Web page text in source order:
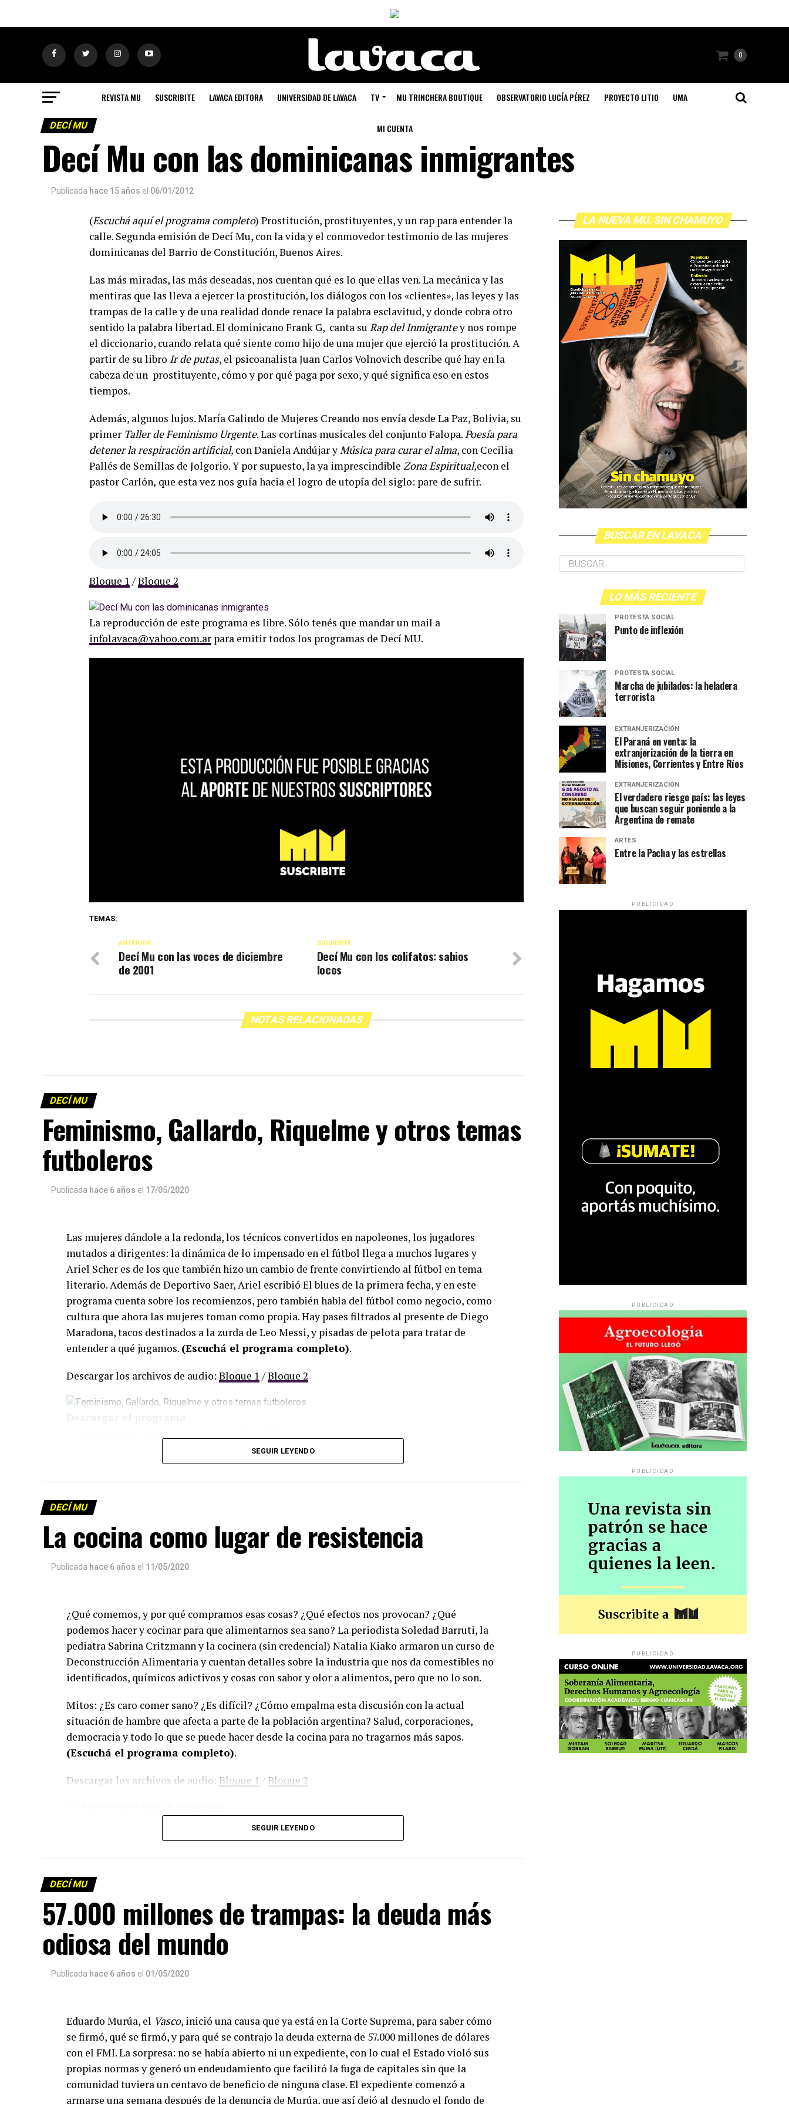
0
REVISTA MU SUSCRIBITE LAVACA EDITORA UNIVERSIDAD DE LAVACA TV MU TRINCHERA BOUTIQUE OBSERVATORIO LUCÍA PÉREZ PROYECTO LITIO UMA
MI CUENTA
DECÍ MU
Decí Mu con las dominicanas inmigrantes
Publicada hace 15 años el 06/01/2012
(Escuchá aquí el programa completo) Prostitución, prostituyentes, y un rap para entender la
calle. Segunda emisión de Decí Mu, con la vida y el conmovedor testimonio de las mujeres
dominicanas del Barrio de Constitución, Buenos Aires.
Las más miradas, las más deseadas, nos cuentan qué es lo que ellas ven. La mecánica y las
mentiras que las lleva a ejercer la prostitución, los diálogos con los «clientes», las leyes y las
trampas de la calle y de una realidad donde renace la palabra esclavitud, y donde cobra otro
sentido la palabra libertad. El dominicano Frank G, canta su Rap del Inmigrantey nos rompe
el diccionario, cuando relata qué siente como hijo de una mujer que ejerció la prostitución. A
partir de su libro Ir de putas, el psicoanalista Juan Carlos Volnovich describe qué hay en la
cabeza de un prostituyente, cómo y por qué paga por sexo, y qué significa eso en estos
tiempos.
Además, algunos lujos. María Galindo de Mujeres Creando nos envía desde La Paz, Bolivia, su
primer Taller de Feminismo Urgente. Las cortinas musicales del conjunto Falopa.Poesía para
detener la respiración artificial, con Daniela Andújar yMúsica para curar el alma, con Cecilia
Pallés de Semillas de Jolgorio. Y por supuesto, la ya imprescindible Zona Espiritual,econ el
pastor Carlón, que esta vez nos guía hacia el logro de utopía del siglo: pare de sufrir.
Bloque 1 /Bloque 2
La reproducción de este programa es libre. Sólo tenés que mandar un mail a
infolavaca@yahoo.com.ar para emitir todos los programas de Decí MU.
TEMAS:
SIGUIENTE
Decí Mu con los colifatos: sabios
locos
ANTERIOR
Decí Mu con las voces de diciembre
de 2001
NOTAS RELACIONADAS
DECÍ MU
Feminismo, Gallardo, Riquelme y otros temas
futboleros
Publicada hace 6 años el 17/05/2020
Las mujeres dándole a la redonda, los técnicos convertidos en napoleones, los jugadores
mutados a dirigentes: la dinámica de lo impensado en el fútbol llega a muchos lugares y
Ariel Scher es de los que también hizo un cambio de frente convirtiendo al fútbol en tema
literario. Además de Deportivo Saer, Ariel escribió El blues de la primera fecha, y en este
programa cuenta sobre los recomienzos, pero también habla del fútbol como negocio, como
cultura que ahora las mujeres toman como propia. Hay pases filtrados al presente de Diego
Maradona, tacos destinados a la zurda de Leo Messi, y pisadas de pelota para tratar de
entender a qué jugamos. (Escuchá el programa completo).
Descargar los archivos de audio: Bloque 1 /Bloque 2
para emitir todos los programas de Decí MU
SEGUIR LEYENDO
DECÍ MU
La cocina como lugar de resistencia
Publicada hace 6 años el 11/05/2020
¿Qué comemos, y por qué compramos esas cosas? ¿Qué efectos nos provocan? ¿Qué
podemos hacer y cocinar para que alimentarnos sea sano? La periodista Soledad Barruti, la
pediatra Sabrina Critzmann y la cocinera (sin credencial) Natalia Kiako armaron un curso de
Deconstrucción Alimentaria y cuentan detalles sobre la industria que nos da comestibles no
identificados, químicos adictivos y cosas con sabor y olor a alimentos, pero que no lo son.
Mitos: ¿Es caro comer sano? ¿Es difícil? ¿Cómo empalma esta discusión con la actual
situación de hambre que afecta a parte de la población argentina? Salud, corporaciones,
democracia y todo lo que se puede hacer desde la cocina para no tragarnos más sapos.
(Escuchá el programa completo).
Descargar los archivos de audio: Bloque 1 / Bloque 2
Descargar el programa
SEGUIR LEYENDO
DECÍ MU
57.000 millones de trampas: la deuda más
odiosa del mundo
Publicada hace 6 años el 01/05/2020
Eduardo Murúa, el Vasco, inició una causa que ya está en la Corte Suprema, para saber cómo
se firmó, qué se firmó, y para qué se contrajo la deuda externa de 57.000 millones de dólares
con el FMI. La sorpresa: no se había abierto ni un expediente, con lo cual el Estado violó sus
propias normas y generó un endeudamiento que facilitó la fuga de capitales sin que la
comunidad tuviera un centavo de beneficio de ninguna clase. El expediente comenzó a
armarse una semana después de la denuncia de Murúa, que así dejó al desnudo el fondo de
LA NUEVA MU. SIN CHAMUYO
BUSCAR EN LAVACA
LO MÁS RECIENTE
PROTESTA SOCIAL
Punto de inflexión
PROTESTA SOCIAL
Marcha de jubilados: la heladera
terrorista
EXTRANJERIZACIÓN
El Paraná en venta: la
extranjerización de la tierra en
Misiones, Corrientes y Entre Ríos
EXTRANJERIZACIÓN
El verdadero riesgo país: las leyes
que buscan seguir poniendo a la
Argentina de remate
ARTES
Entre la Pacha y las estrellas
PUBLICIDAD
PUBLICIDAD
PUBLICIDAD
PUBLICIDAD